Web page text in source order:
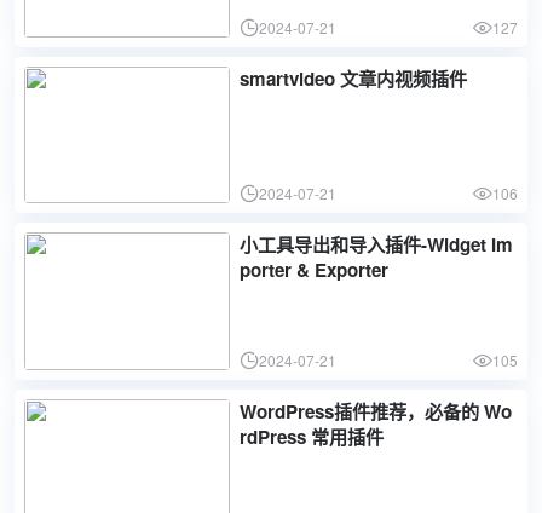
2024-07-21 127
smartvideo 文章内视频插件
2024-07-21 106
小工具导出和导入插件-Widget Im
porter & Exporter
2024-07-21 105
WordPress插件推荐，必备的 Wo
rdPress 常用插件